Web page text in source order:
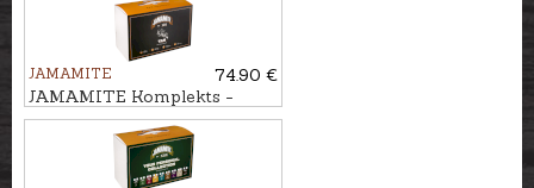
JAMAMITE
74.90 €
JAMAMITE Komplekts -
darva ziemai TAR, 6gb.